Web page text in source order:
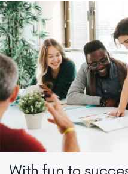
With fun to